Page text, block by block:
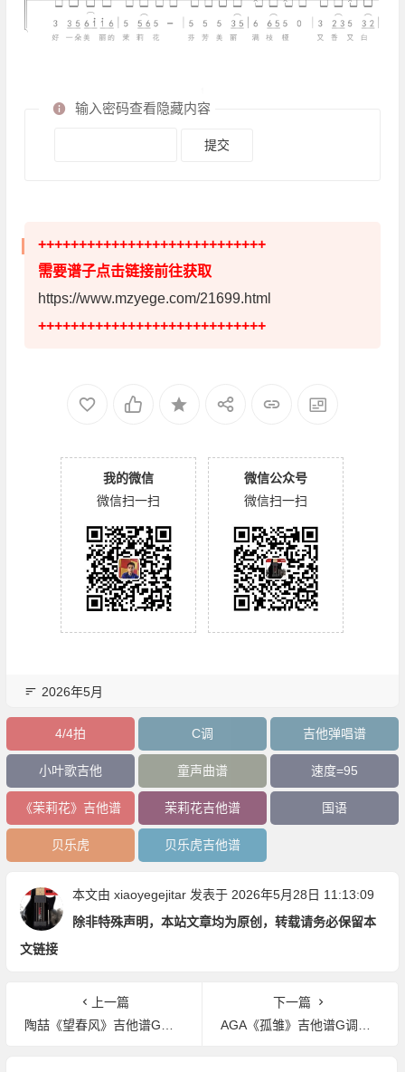
输入密码查看隐藏内容
++++++++++++++++++++++++++++
需要谱子点击链接前往获取
https://www.mzyege.com/21699.html
++++++++++++++++++++++++++++
我的微信
微信扫一扫
微信公众号
微信扫一扫
2026年5月
4/4拍 C调 吉他弹唱谱
小叶歌吉他 童声曲谱 速度=95
《茉莉花》吉他谱 茉莉花吉他谱 国语
贝乐虎 贝乐虎吉他谱
本文由 xiaoyegejitar发表于 2026年5月28日 11:13:09
除非特殊声明，本站文章均为原创，转载请务必保留本
文链接
上一篇
陶喆《望春风》吉他谱G调吉他弹唱谱
下一篇
AGA《孤雏》吉他谱G调吉他弹唱谱